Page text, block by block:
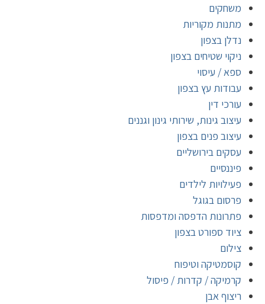
משחקים
מתנות מקוריות
נדלן בצפון
ניקוי שטיחים בצפון
ספא / עיסוי
עבודות עץ בצפון
עורכי דין
עיצוב גינות, שירותי גינון וגננים
עיצוב פנים בצפון
עסקים בירושליים
פיננסיים
פעילויות לילדים
פרסום בגוגל
פתרונות הדפסה ומדפסות
ציוד ספורט בצפון
צילום
קוסמטיקה וטיפוח
קרמיקה / קדרות / פיסול
ריצוף אבן